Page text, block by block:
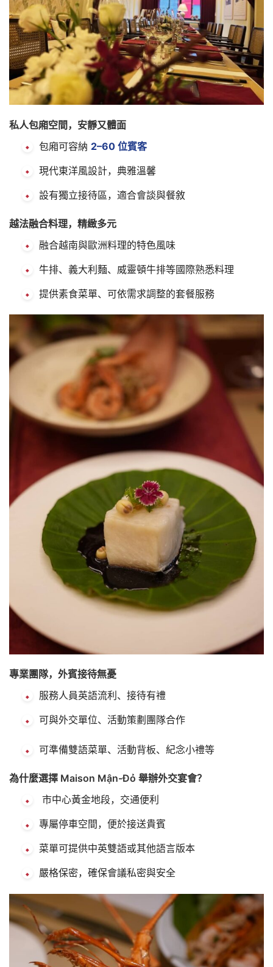
私人包廂空間，安靜又體面
包廂可容納 2–60 位賓客
現代東洋風設計，典雅溫馨
設有獨立接待區，適合會談與餐敘
越法融合料理，精緻多元
融合越南與歐洲料理的特色風味
牛排、義大利麵、威靈頓牛排等國際熟悉料理
提供素食菜單、可依需求調整的套餐服務
專業團隊，外賓接待無憂
服務人員英語流利、接待有禮
可與外交單位、活動策劃團隊合作
可準備雙語菜單、活動背板、紀念小禮等
為什麼選擇 Maison Mận-Đỏ 舉辦外交宴會？
市中心黃金地段，交通便利
專屬停車空間，便於接送貴賓
菜單可提供中英雙語或其他語言版本
嚴格保密，確保會議私密與安全